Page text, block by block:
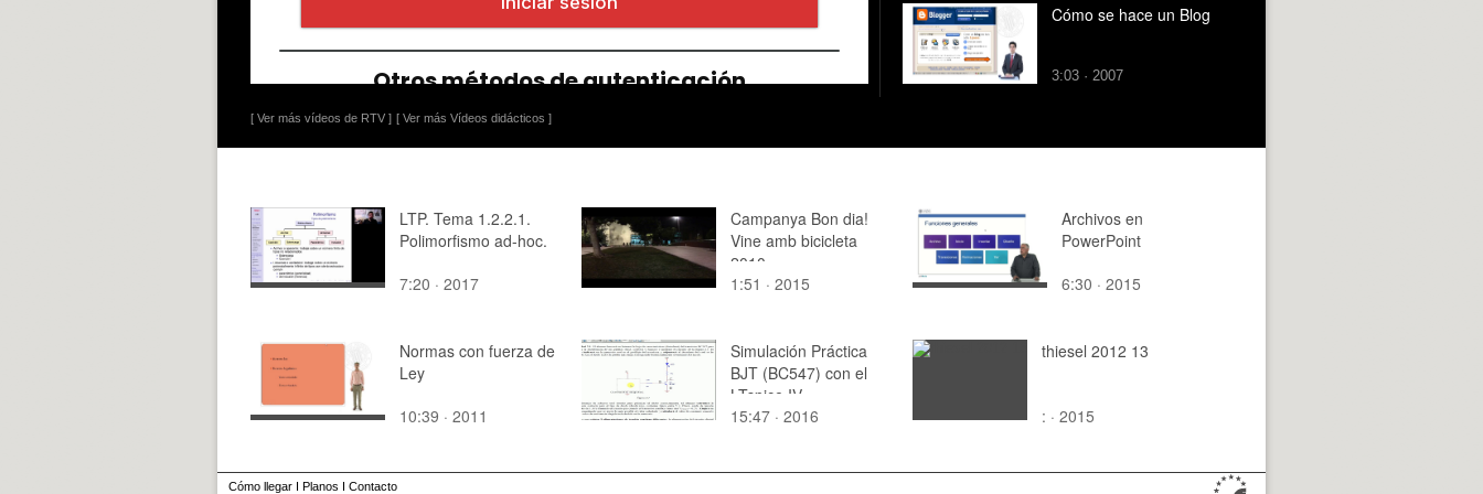
[ Ver más vídeos de RTV ] [ Ver más Vídeos didácticos ]
Cómo se hace un Blog
3:03 · 2007
LTP. Tema 1.2.2.1.
Polimorfismo ad-hoc.
7:20 · 2017
Campanya Bon dia!
Vine amb bicicleta
2010
1:51 · 2015
Archivos en
PowerPoint
6:30 · 2015
Normas con fuerza de
Ley
10:39 · 2011
Simulación Práctica
BJT (BC547) con el
LTspice IV
15:47 · 2016
thiesel 2012 13
: · 2015
Cómo llegar I Planos I Contacto